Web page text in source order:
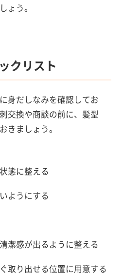
ょう。
クリスト
身だしなみを確認してお
交換や商談の前に、髪型
きましょう。
態に整える
ようにする
潔感が出るように整える
取り出せる位置に用意する